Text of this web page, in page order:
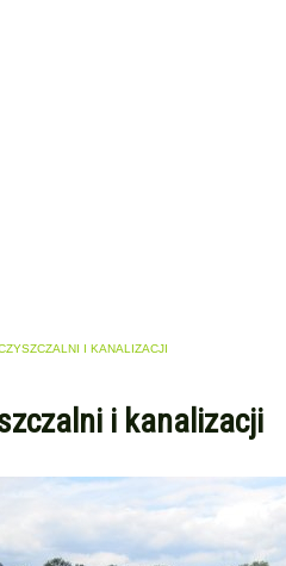
I KANALIZACJI
i kanalizacji